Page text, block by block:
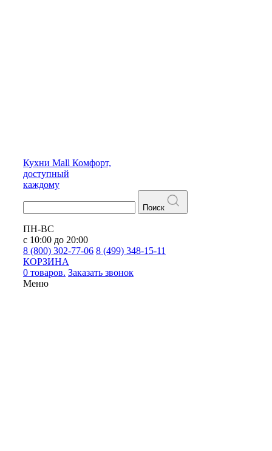
Кухни Mall Комфорт,
доступный
каждому
Поиск
ПН-ВС
с 10:00 до 20:00
8 (800) 302-77-06 8 (499) 348-15-11
КОРЗИНА
0 товаров. Заказать звонок
Меню